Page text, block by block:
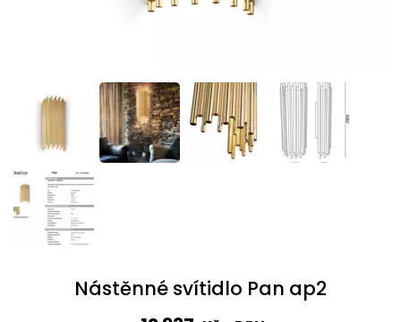
Nástěnné svítidlo Pan ap2